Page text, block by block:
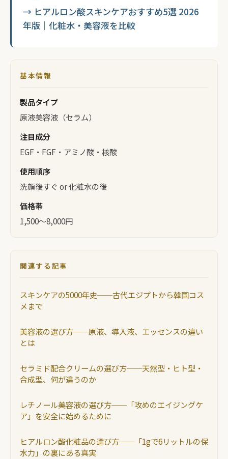
→ ヒアルロン酸スキンケアおすすめ5選 2026
年版｜化粧水・美容液を比較
基本情報
製品タイプ
原液美容液（セラム）
注目成分
EGF・FGF・アミノ酸・核酸
使用順序
洗顔後すぐ or 化粧水の後
価格帯
1,500〜8,000円
関連する記事
スキンケアの5000年史──古代エジプトから韓国コス
メまで
美容液の選び方──原液、導入液、エッセンスの違い
とは
セラミド配合クリームの選び方──天然型・ヒト型・
合成型、何が違うのか
レチノール美容液の選び方──「攻めのエイジングケ
ア」を安全に始めるために
ヒアルロン酸化粧品の選び方──「1gで6リットルの保
水力」の裏にある真実